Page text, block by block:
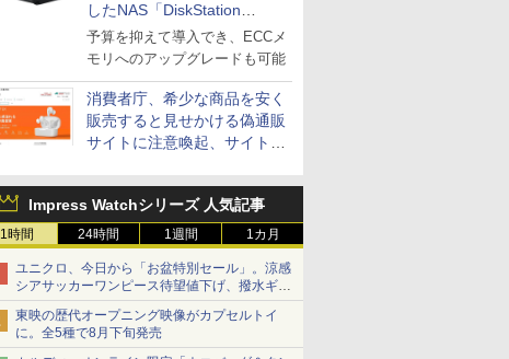
したNAS「DiskStation
neo+」シリーズ
予算を抑えて導入でき、ECCメ
モリへのアップグレードも可能
消費者庁、希少な商品を安く
販売すると見せかける偽通販
サイトに注意喚起、サイト名
Impress Watchシリーズ 人気記事
1時間 24時間 1週間 1カ月
ユニクロ、今日から「お盆特別セール」。涼感
シアサッカーワンピース待望値下げ、撥水ギア
ショーツは1990円に
東映の歴代オープニング映像がカプセルトイ
に。全5種で8月下旬発売